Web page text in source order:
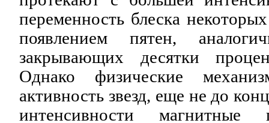
переменность блеска
появлением пятен,
закрывающих десятки
Однако физические
активность звезд, еще не до
интенсивности